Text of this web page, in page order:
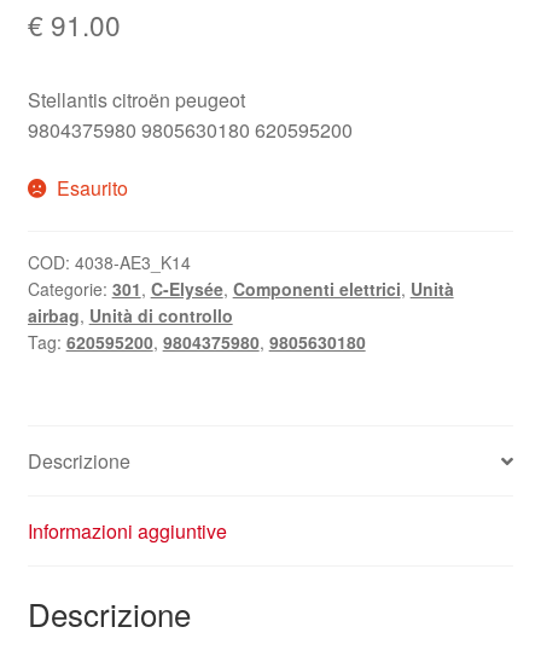
€ 91.00
Stellantis citroën peugeot
9804375980 9805630180 620595200
Esaurito
COD: 4038-AE3_K14
Categorie: 301, C-Elysée, Componenti elettrici, Unità
airbag, Unità di controllo
Tag: 620595200, 9804375980, 9805630180
Descrizione
Informazioni aggiuntive
Descrizione